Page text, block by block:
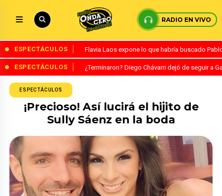
RADIO EN VIVO
ESPECTÁCULOS Flavia Laos expone lo que habría buscado
ESPECTÁCULOS ¿Terminaron? Diego Chávarri dejó de seguir a
ESPECTÁCULOS
¡Precioso! Así lucirá el hijito de
Sully Sáenz en la boda